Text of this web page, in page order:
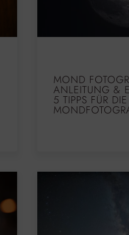
MOND
ANLEITUNG &
5 TIPPS FÜR DIE